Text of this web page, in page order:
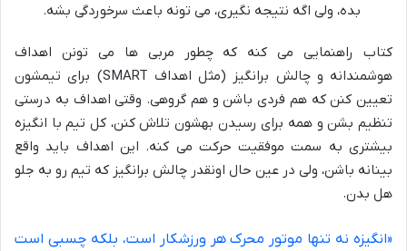
بده، ولی اگه نتیجه نگیری، می تونه باعث سرخوردگی بشه.
کتاب راهنمایی می کنه که چطور مربی ها می تونن اهداف
هوشمندانه و چالش برانگیز (مثل اهداف SMART) برای تیمشون
تعیین کنن که هم فردی باشن و هم گروهی. وقتی اهداف به درستی
تنظیم بشن و همه برای رسیدن بهشون تلاش کنن، کل تیم با انگیزه
بیشتری به سمت موفقیت حرکت می کنه. این اهداف باید واقع
بینانه باشن، ولی در عین حال اونقدر چالش برانگیز که تیم رو به جلو
هل بدن.
«انگیزه نه تنها موتور محرک هر ورزشکار است، بلکه چسبی است